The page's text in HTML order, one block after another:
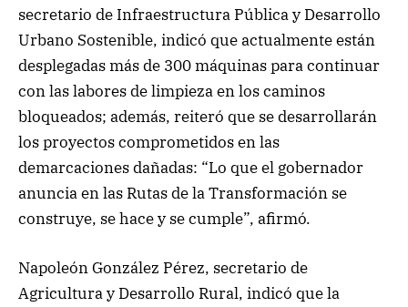
secretario de Infraestructura Pública y Desarrollo
Urbano Sostenible, indicó que actualmente están
desplegadas más de 300 máquinas para continuar
con las labores de limpieza en los caminos
bloqueados; además, reiteró que se desarrollarán
los proyectos comprometidos en las
demarcaciones dañadas: “Lo que el gobernador
anuncia en las Rutas de la Transformación se
construye, se hace y se cumple”, afirmó.
Napoleón González Pérez, secretario de
Agricultura y Desarrollo Rural, indicó que la